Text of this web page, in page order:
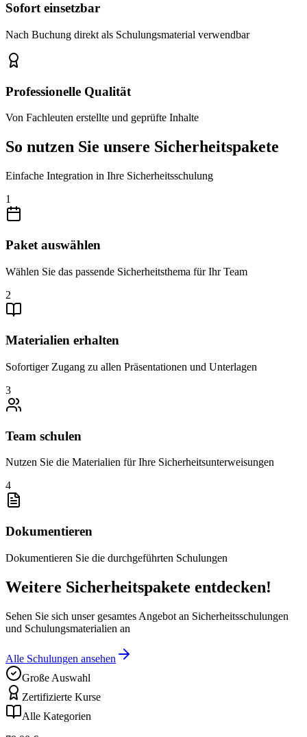
Sofort einsetzbar
Nach Buchung direkt als Schulungsmaterial verwendbar
Professionelle Qualität
Von Fachleuten erstellte und geprüfte Inhalte
So nutzen Sie unsere Sicherheitspakete
Einfache Integration in Ihre Sicherheitsschulung
1
Paket auswählen
Wählen Sie das passende Sicherheitsthema für Ihr Team
2
Materialien erhalten
Sofortiger Zugang zu allen Präsentationen und Unterlagen
3
Team schulen
Nutzen Sie die Materialien für Ihre Sicherheitsunterweisungen
4
Dokumentieren
Dokumentieren Sie die durchgeführten Schulungen
Weitere Sicherheitspakete entdecken!
Sehen Sie sich unser gesamtes Angebot an Sicherheitsschulungen
und Schulungsmaterialien an
Alle Schulungen ansehen
Große Auswahl
Zertifizierte Kurse
Alle Kategorien